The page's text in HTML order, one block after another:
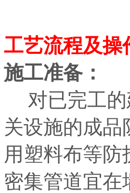
工艺流程及操
施工准备：
对已完工的
关设施的成
用塑料布等防
密集管道宜在